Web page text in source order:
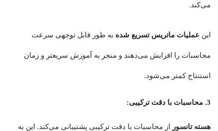
می‌کند.
این عملیات ماتریس تسریع شده به طور قابل توجهی سرعت
محاسبات را افزایش می‌دهند و منجر به آموزش سریعتر و زمان
استنتاج کمتر می‌شود.
3. محاسبات با دقت ترکیبی:
هسته‌ تانسور از محاسبات با دقت ترکیبی پشتیبانی می‌کند. این به